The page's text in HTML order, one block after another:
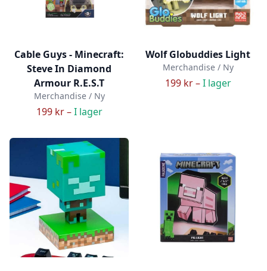
Cable Guys - Minecraft:
Steve In Diamond
Armour R.E.S.T
Merchandise / Ny
199 kr –I lager
Wolf Globuddies Light
Merchandise / Ny
199 kr –I lager